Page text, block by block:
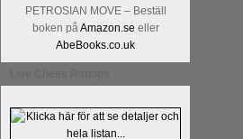
PETROSIAN MOVE – Beställ
boken på Amazon.se eller
AbeBooks.co.uk